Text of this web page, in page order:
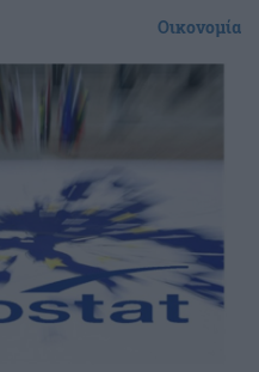
Οικονομία